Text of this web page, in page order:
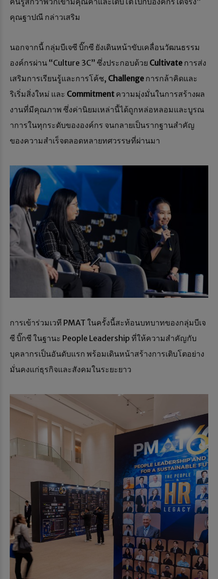
คุณฐาปณี กล่าวเสริม
นอกจากนี้ กลุ่มบีเจซี บิ๊กซี ยังเดินหน้าขับเคลื่อนวัฒนธรรม
องค์กรผ่าน “Culture 3C” ซึ่งประกอบด้วย Cultivate การส่ง
เสริมการเรียนรู้และการโค้ช, Challenge การกล้าคิดและ
ริเริ่มสิ่งใหม่ และ Commitment ความมุ่งมั่นในการสร้างผล
งานที่มีคุณภาพ ซึ่งค่านิยมเหล่านี้ได้ถูกหล่อหลอมและบูรณ
าการในทุกระดับขององค์กร จนกลายเป็นรากฐานสำคัญ
ของความสำเร็จตลอดหลายทศวรรษที่ผ่านมา
การเข้าร่วมเวที PMAT ในครั้งนี้สะท้อนบทบาทของกลุ่มบีเจ
ซี บิ๊กซี ในฐานะ People Leadership ที่ให้ความสำคัญกับ
บุคลากรเป็นอันดับแรก พร้อมเดินหน้าสร้างการเติบโตอย่าง
มั่นคงแก่ธุรกิจและสังคมในระยะยาว